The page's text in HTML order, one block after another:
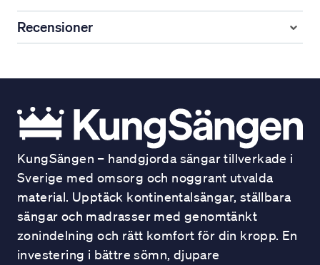
Recensioner
KungSängen – handgjorda sängar tillverkade i
Sverige med omsorg och noggrant utvalda
material. Upptäck kontinentalsängar, ställbara
sängar och madrasser med genomtänkt
zonindelning och rätt komfort för din kropp. En
investering i bättre sömn, djupare